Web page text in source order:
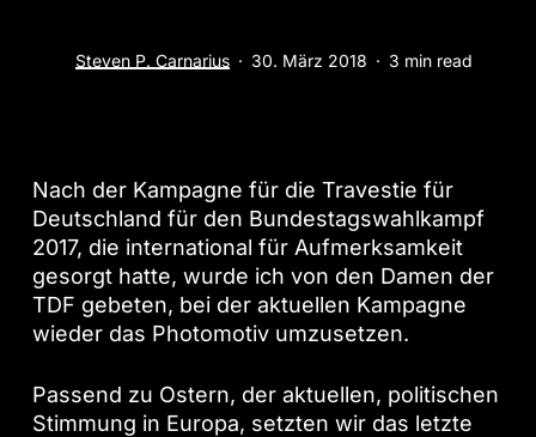
Steven P. Carnarius 30. März 2018 3 min read
Nach der Kampagne für die Travestie für
Deutschland für den Bundestagswahlkampf
2017, die international für Aufmerksamkeit
gesorgt hatte, wurde ich von den Damen der
TDF gebeten, bei der aktuellen Kampagne
wieder das Photomotiv umzusetzen.
Passend zu Ostern, der aktuellen, politischen
Stimmung in Europa, setzten wir das letzte